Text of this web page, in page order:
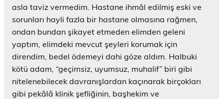
asla taviz vermedim. Hastane ihmâl edilmiş eski ve
sorunları hayli fazla bir hastane olmasına rağmen,
ondan bundan şikayet etmeden elimden geleni
yaptım, elimdeki mevcut şeyleri korumak için
direndim, bedel ödemeyi dahi göze aldım. Halbuki
kötü adam, “geçimsiz, uyumsuz, muhalif” biri gibi
nitelenebilecek davranışlardan kaçınarak birçokları
gibi pekâlâ klinik şefliğinin, başhekim ve